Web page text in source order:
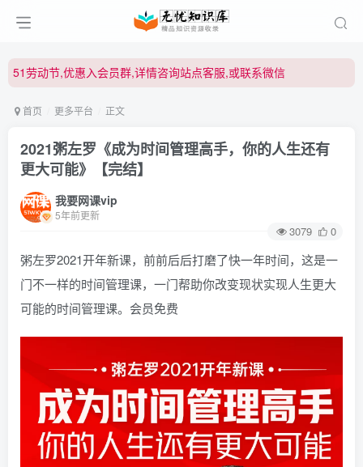
51劳动节,优惠入会员群,详情咨询站点客服,或联系微信
51劳动节,优惠入会员群,详情咨询站点客服,或联系微信
首页 更多平台 正文
2021粥左罗《成为时间管理高手，你的人生还有
更大可能》【完结】
我要网课vip
5年前更新
3079 0
粥左罗2021开年新课，前前后后打磨了快一年时间，这是一
门不一样的时间管理课，一门帮助你改变现状实现人生更大
可能的时间管理课。会员免费